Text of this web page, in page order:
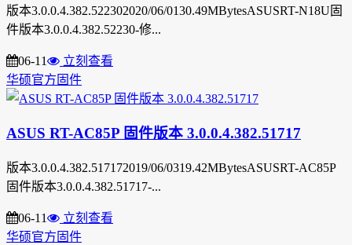
版本3.0.0.4.382.522302020/06/0130.49MBytesASUSRT-N18U固
件版本3.0.0.4.382.52230-修...
06-11
立刻查看
华硕官方固件
ASUS RT-AC85P 固件版本 3.0.0.4.382.51717
版本3.0.0.4.382.517172019/06/0319.42MBytesASUSRT-AC85P
固件版本3.0.0.4.382.51717-...
06-11
立刻查看
华硕官方固件